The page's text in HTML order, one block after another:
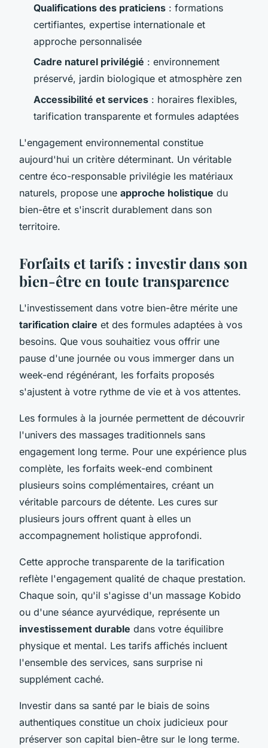
Qualifications des praticiens : formations
certifiantes, expertise internationale et
approche personnalisée
Cadre naturel privilégié : environnement
préservé, jardin biologique et atmosphère zen
Accessibilité et services : horaires flexibles,
tarification transparente et formules adaptées
L'engagement environnemental constitue
aujourd'hui un critère déterminant. Un véritable
centre éco-responsable privilégie les matériaux
naturels, propose une approche holistique du
bien-être et s'inscrit durablement dans son
territoire.
Forfaits et tarifs : investir dans son
bien-être en toute transparence
L'investissement dans votre bien-être mérite une
tarification claire et des formules adaptées à vos
besoins. Que vous souhaitiez vous offrir une
pause d'une journée ou vous immerger dans un
week-end régénérant, les forfaits proposés
s'ajustent à votre rythme de vie et à vos attentes.
Les formules à la journée permettent de découvrir
l'univers des massages traditionnels sans
engagement long terme. Pour une expérience plus
complète, les forfaits week-end combinent
plusieurs soins complémentaires, créant un
véritable parcours de détente. Les cures sur
plusieurs jours offrent quant à elles un
accompagnement holistique approfondi.
Cette approche transparente de la tarification
reflète l'engagement qualité de chaque prestation.
Chaque soin, qu'il s'agisse d'un massage Kobido
ou d'une séance ayurvédique, représente un
investissement durable dans votre équilibre
physique et mental. Les tarifs affichés incluent
l'ensemble des services, sans surprise ni
supplément caché.
Investir dans sa santé par le biais de soins
authentiques constitue un choix judicieux pour
préserver son capital bien-être sur le long terme.